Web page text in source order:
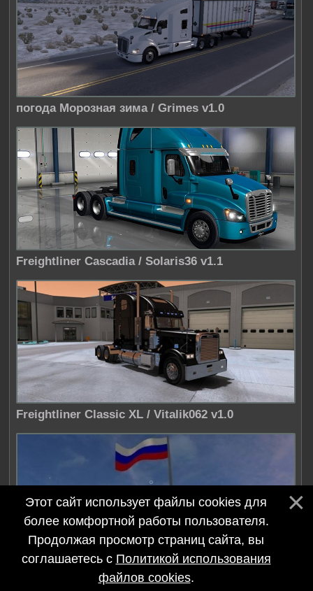
погода Морозная зима / Grimes v1.0
Freightliner Cascadia / Solaris36 v1.1
Freightliner Classic XL / Vitalik062 v1.0
Российский флаг / ZIK v2.2
Этот сайт использует файлы cookies для
более комфортной работы пользователя.
Продолжая просмотр страниц сайта, вы
соглашаетесь с Политикой использования
файлов cookies.